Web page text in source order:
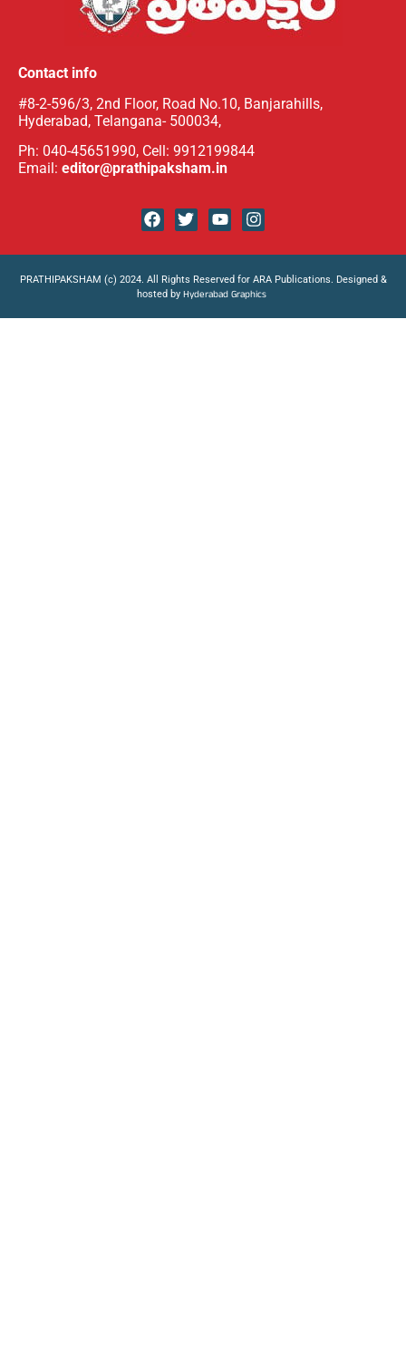
Contact info
#8-2-596/3, 2nd Floor, Road No.10, Banjarahills,
Hyderabad, Telangana- 500034,
Ph: 040-45651990, Cell: 9912199844
Email: editor@prathipaksham.in
PRATHIPAKSHAM (c) 2024. All Rights Reserved for ARA Publications. Designed &
hosted by Hyderabad Graphics